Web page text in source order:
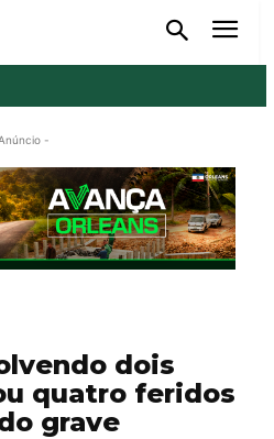
-
dois
quatro feridos
grave